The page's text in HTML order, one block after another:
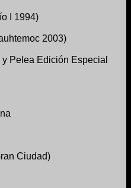
I 1994)
2003)
Pelea Edición Especial
Ciudad)